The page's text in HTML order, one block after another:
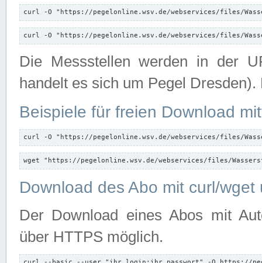
curl -O "https://pegelonline.wsv.de/webservices/files/
curl -O "https://pegelonline.wsv.de/webservices/files/
Die Messstellen werden in der
handelt es sich um Pegel
Beispiele für freien Download
curl -O "https://pegelonline.wsv.de/webservices/files/
wget "https://pegelonline.wsv.de/webservices/files/
Download des Abo mit curl/
Der Download eines Abos mit
über HTTPS möglich.